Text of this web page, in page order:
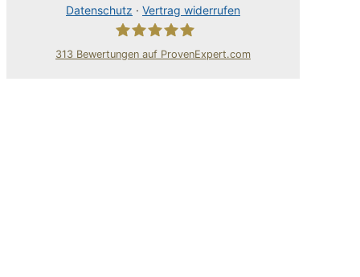
Datenschutz · Vertrag widerrufen
313 Bewertungen auf ProvenExpert.com